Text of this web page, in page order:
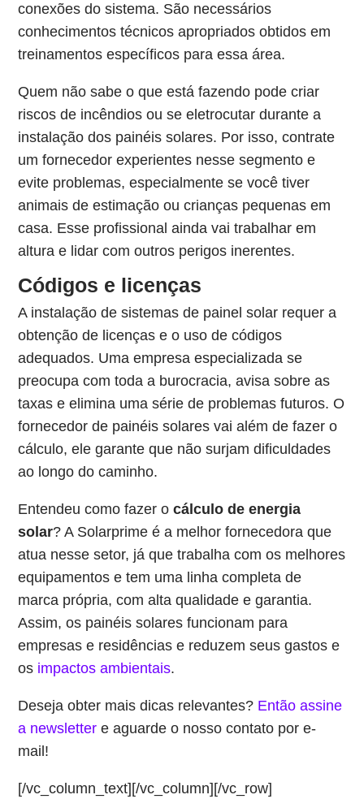
conexões do sistema. São necessários
conhecimentos técnicos apropriados obtidos em
treinamentos específicos para essa área.
Quem não sabe o que está fazendo pode criar
riscos de incêndios ou se eletrocutar durante a
instalação dos painéis solares. Por isso, contrate
um fornecedor experientes nesse segmento e
evite problemas, especialmente se você tiver
animais de estimação ou crianças pequenas em
casa. Esse profissional ainda vai trabalhar em
altura e lidar com outros perigos inerentes.
Códigos e licenças
A instalação de sistemas de painel solar requer a
obtenção de licenças e o uso de códigos
adequados. Uma empresa especializada se
preocupa com toda a burocracia, avisa sobre as
taxas e elimina uma série de problemas futuros. O
fornecedor de painéis solares vai além de fazer o
cálculo, ele garante que não surjam dificuldades
ao longo do caminho.
Entendeu como fazer ocálculo de energia
solar? A Solarprime é a melhor fornecedora que
atua nesse setor, já que trabalha com os melhores
equipamentos e tem uma linha completa de
marca própria, com alta qualidade e garantia.
Assim, os painéis solares funcionam para
empresas e residências e reduzem seus gastos e
os impactos ambientais.
Deseja obter mais dicas relevantes? Então assine
a newsletter e aguarde o nosso contato por e-
mail!
[/vc_column_text][/vc_column][/vc_row]